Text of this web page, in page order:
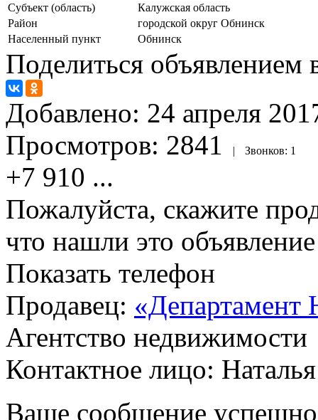
Субъект (область)
Калужская область
Район
городской округ Обнинск
Населенный пункт
Обнинск
Поделиться объявлением
Добавлено: 24 апреля
Просмотров: 2841 | Звонков: 1
+7 910 ...
Пожалуйста, скажите
что нашли это
Показать телефон
Продавец: «Департамент
Агентство недвижимости
Контактное лицо: Наталья
Ваше сообщение успешно